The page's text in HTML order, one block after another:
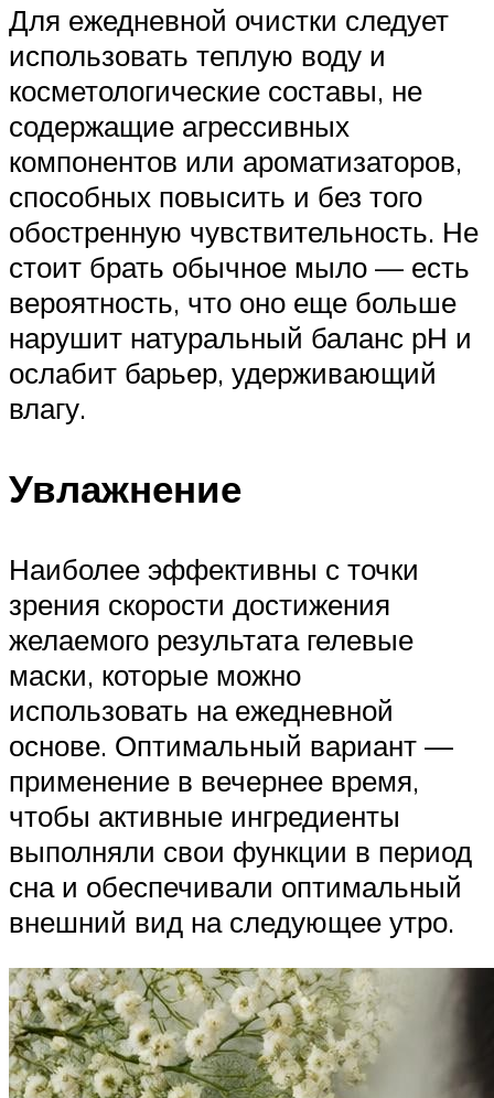
Для ежедневной очистки следует
использовать теплую воду и
косметологические составы, не
содержащие агрессивных
компонентов или ароматизаторов,
способных повысить и без того
обостренную чувствительность. Не
стоит брать обычное мыло — есть
вероятность, что оно еще больше
нарушит натуральный баланс рН и
ослабит барьер, удерживающий
влагу.
Увлажнение
Наиболее эффективны с точки
зрения скорости достижения
желаемого результата гелевые
маски, которые можно
использовать на ежедневной
основе. Оптимальный вариант —
применение в вечернее время,
чтобы активные ингредиенты
выполняли свои функции в период
сна и обеспечивали оптимальный
внешний вид на следующее утро.